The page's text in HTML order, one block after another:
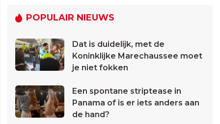
POPULAIR NIEUWS
Dat is duidelijk, met de
Koninklijke Marechaussee moet
je niet fokken
Een spontane striptease in
Panama of is er iets anders aan
de hand?